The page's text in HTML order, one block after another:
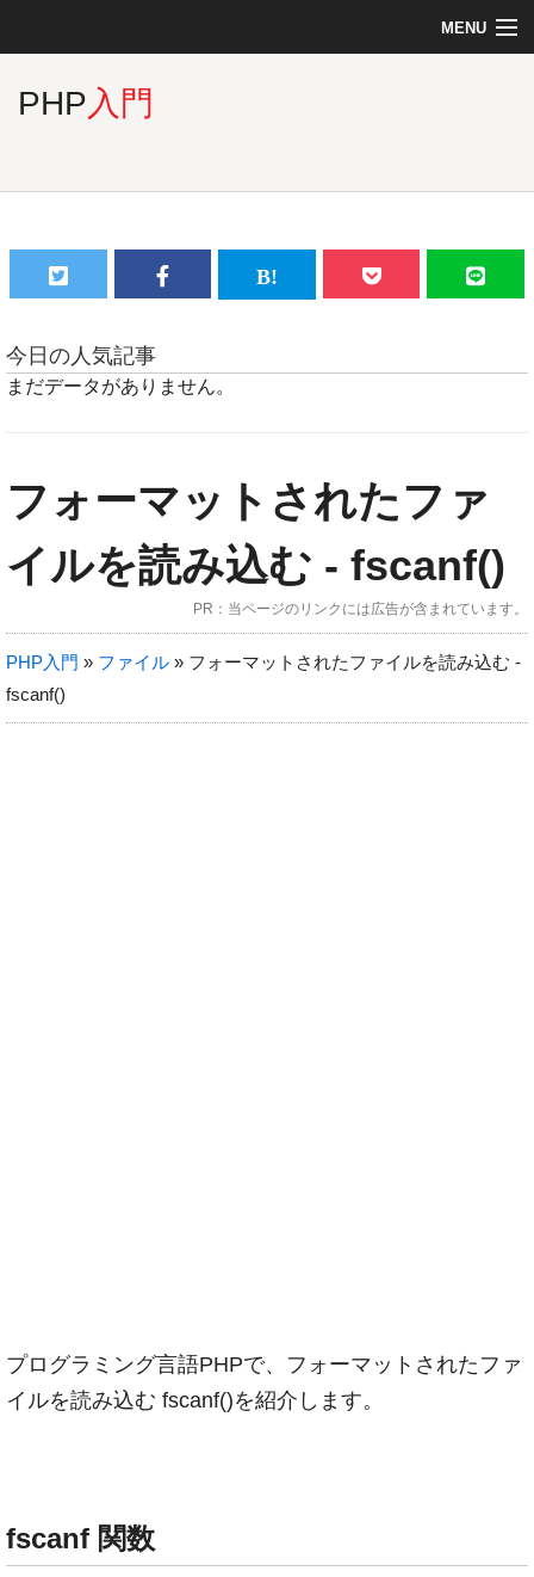
MENU
Top
MySQL
jQuery
jQueryプラグイン
WordPress
PHP入門
今日の人気記事
まだデータがありません。
フォーマットされたファ
イルを読み込む - fscanf()
PR：当ページのリンクには広告が含まれています。
PHP入門 » ファイル » フォーマットされたファイルを読み込む -
fscanf()
プログラミング言語PHPで、フォーマットされたファ
イルを読み込む fscanf()を紹介します。
fscanf 関数